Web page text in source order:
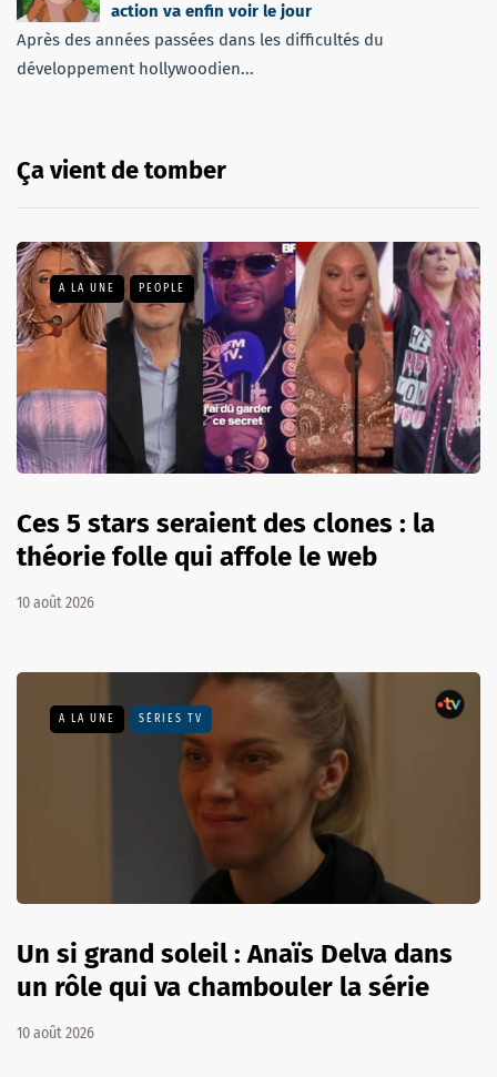
action va enfin voir le jour
Après des années passées dans les difficultés du
développement hollywoodien...
Ça vient de tomber
A LA UNE PEOPLE
Ces 5 stars seraient des clones : la
théorie folle qui affole le web
10 août 2026
A LA UNE SÉRIES TV
Un si grand soleil : Anaïs Delva dans
un rôle qui va chambouler la série
10 août 2026